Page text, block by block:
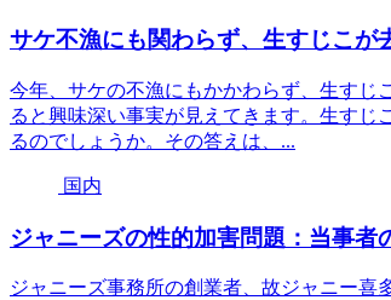
サケ不漁にも関わらず、生すじこが
今年、サケの不漁にもかかわらず、生すじ
ると興味深い事実が見えてきます。生すじ
るのでしょうか。その答えは、...
国内
ジャニーズの性的加害問題：当事者
ジャニーズ事務所の創業者、故ジャニー喜